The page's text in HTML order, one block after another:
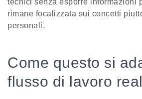
tecnici senza esporre informazioni
rimane focalizzata sui concetti
personali.
Come questo si
flusso di lavoro